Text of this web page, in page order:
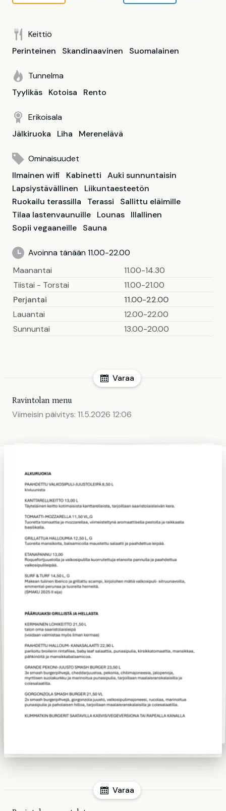
Keittiö
Perinteinen
Skandinaavinen Suomalainen
Tunnelma
Tyylikäs
Kotoisa Rento
Erikoisala
Jälkiruoka
Liha Merenelävä
Ominaisuudet
Ilmainen wifi
Kabinetti
Auki sunnuntaisin
Lapsiystävällinen
Liikuntaesteetön
Ruokailu terassilla
Terassi
Sallittu eläimille
Tilaa lastenvaunuille
Lounas
Illallinen
Sopii vegaaneille
Sauna
Avoinna tänään 11.00-22.00
Maanantai
11.00-14.30
Tiistai - Torstai
11.00-21.00
Perjantai
11.00-22.00
Lauantai
12.00-22.00
Sunnuntai
13.00-20.00
Varaa
Ravintolan menu
Viimeisin päivitys: 11.5.2026 12:06
Varaa